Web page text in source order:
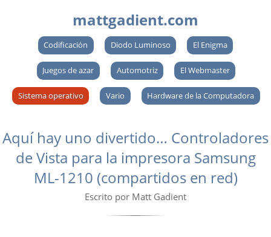
mattgadient.com
Codificación Diodo Luminoso El Enigma
Juegos de azar Automotriz El Webmaster
Sistema operativo Vario Hardware de la Computadora
Aquí hay uno divertido… Controladores
de Vista para la impresora Samsung
ML-1210 (compartidos en red)
Escrito por Matt Gadient